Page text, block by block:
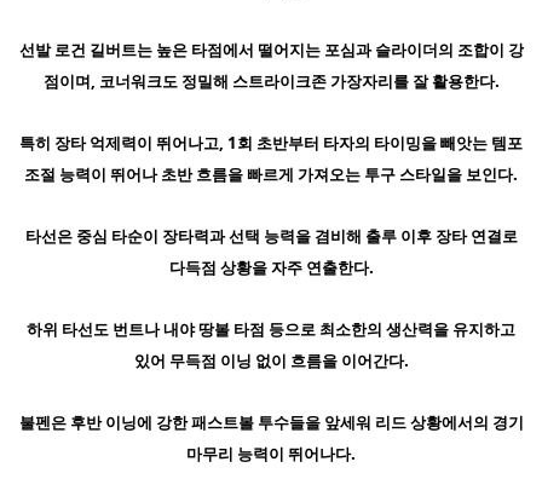
선발 로건 길버트는 높은 타점에서 떨어지는 포심과 슬라이더의 조합이 강
점이며, 코너워크도 정밀해 스트라이크존 가장자리를 잘 활용한다.
특히 장타 억제력이 뛰어나고, 1회 초반부터 타자의 타이밍을 빼앗는 템포
조절 능력이 뛰어나 초반 흐름을 빠르게 가져오는 투구 스타일을 보인다.
타선은 중심 타순이 장타력과 선택 능력을 겸비해 출루 이후 장타 연결로
다득점 상황을 자주 연출한다.
하위 타선도 번트나 내야 땅볼 타점 등으로 최소한의 생산력을 유지하고
있어 무득점 이닝 없이 흐름을 이어간다.
불펜은 후반 이닝에 강한 패스트볼 투수들을 앞세워 리드 상황에서의 경기
마무리 능력이 뛰어나다.